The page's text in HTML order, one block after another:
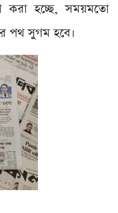
করা হচ্ছে, সময়মতো
পথ সুগম হবে।